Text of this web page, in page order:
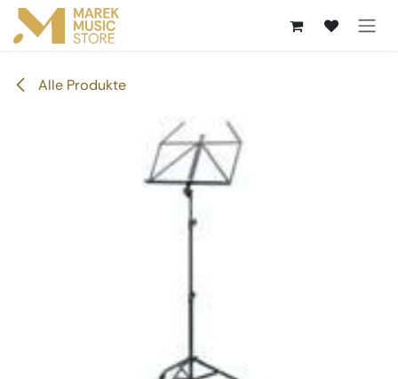
Zum Inhalt springen
Alle Produkte